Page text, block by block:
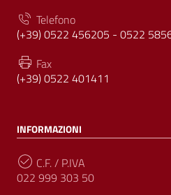
Telefono
(+39) 0522 456205 - 0522
Fax
(+39) 0522 401411
INFORMAZIONI
C.F. / P.IVA
022 999 303 50